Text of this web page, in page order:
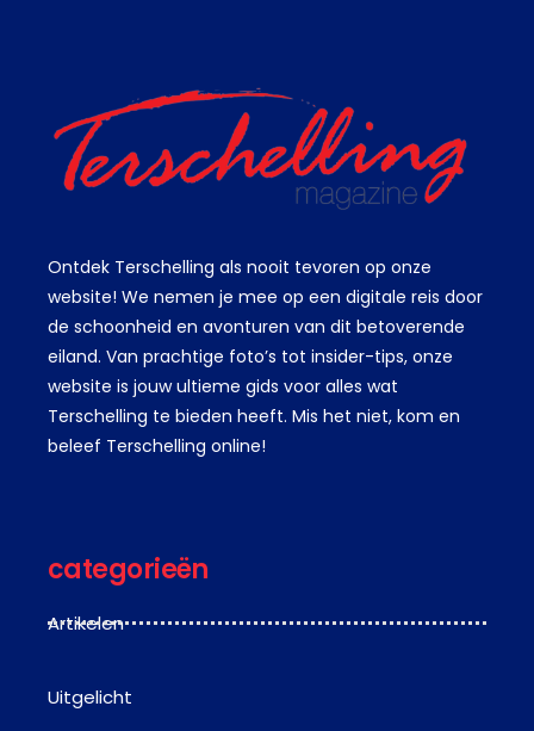
Ontdek Terschelling als nooit tevoren op onze
website! We nemen je mee op een digitale reis door
de schoonheid en avonturen van dit betoverende
eiland. Van prachtige foto’s tot insider-tips, onze
website is jouw ultieme gids voor alles wat
Terschelling te bieden heeft. Mis het niet, kom en
beleef Terschelling online!
categorieën
Artikelen
Uitgelicht